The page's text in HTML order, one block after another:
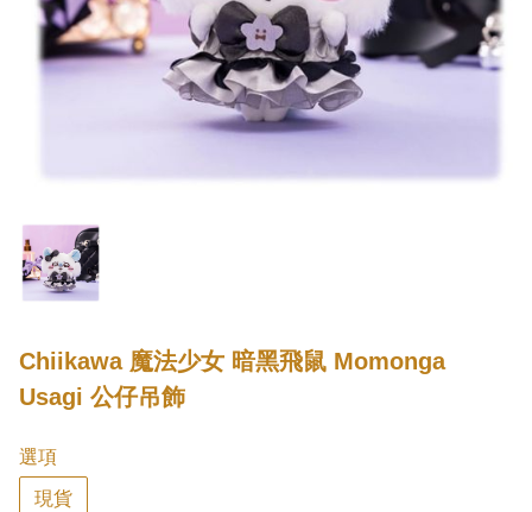
Chiikawa 魔法少女 暗黑飛鼠 Momonga
Usagi 公仔吊飾
選項
現貨